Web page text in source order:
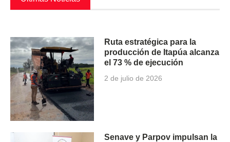
Ruta estratégica para la
producción de Itapúa alcanza
el 73 % de ejecución
2 de julio de 2026
Senave y Parpov impulsan la